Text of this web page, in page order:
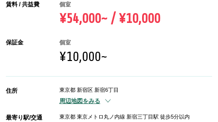
賃料 / 共益費 個室
¥54,000~ / ¥10,000
保証金 個室
¥10,000~
住所 東京都 新宿区 新宿6丁目
周辺地図をみる
最寄り駅/交通 東京都 東京メトロ丸ノ内線 新宿三丁目駅 徒歩5分以内